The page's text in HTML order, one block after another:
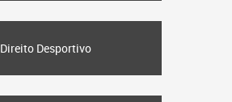
Direito Desportivo